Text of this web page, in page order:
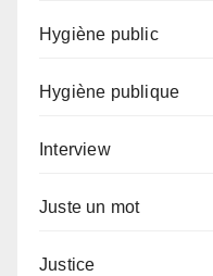
Hygiène public
Hygiène publique
Interview
Juste un mot
Justice